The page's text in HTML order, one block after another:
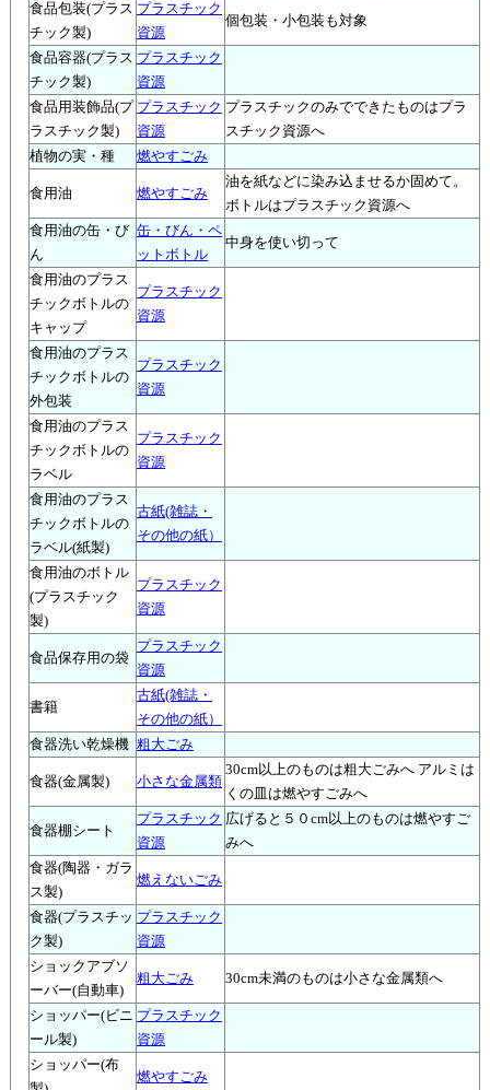
食品包装(プラス
チック製)
プラスチック
資源
個包装・小包装も対象
食品容器(プラス
チック製)
プラスチック
資源
食品用装飾品(プ
ラスチック製)
プラスチック
資源
プラスチックのみでできたものはプラ
スチック資源へ
植物の実・種
燃やすごみ
食用油 燃やすごみ
油を紙などに染み込ませるか固めて。
ボトルはプラスチック資源へ
食用油の缶・び
ん
缶・びん・ペ
ットボトル
中身を使い切って
食用油のプラス
チックボトルの
キャップ
プラスチック
資源
食用油のプラス
チックボトルの
外包装
プラスチック
資源
食用油のプラス
チックボトルの
ラベル
プラスチック
資源
食用油のプラス
チックボトルの
ラベル(紙製)
古紙(雑誌・
その他の紙）
食用油のボトル
(プラスチック
製)
プラスチック
資源
食品保存用の袋
プラスチック
資源
書籍
古紙(雑誌・
その他の紙）
食器洗い乾燥機 粗大ごみ
食器(金属製) 小さな金属類
30cm以上のものは粗大ごみへ アルミは
くの皿は燃やすごみへ
食器棚シート
プラスチック
資源
広げると５０cm以上のものは燃やすご
みへ
食器(陶器・ガラ
ス製)
燃えないごみ
食器(プラスチッ
ク製)
プラスチック
資源
ショックアブソ
ーバー(自動車)
粗大ごみ 30cm未満のものは小さな金属類へ
ショッパー(ビニ
ール製)
プラスチック
資源
ショッパー(布
燃やすごみ